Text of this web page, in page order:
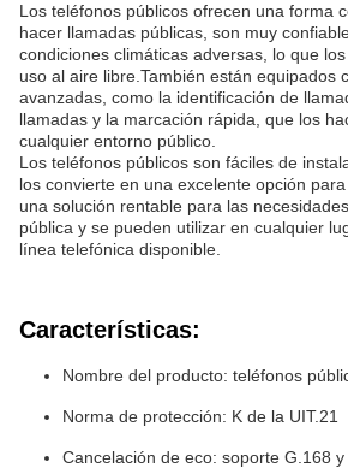
Los teléfonos públicos ofrecen una forma
hacer llamadas públicas, son muy
condiciones climáticas adversas, lo que
uso al aire libre.También están equipados
avanzadas, como la identificación de
llamadas y la marcación rápida, que los
cualquier entorno público.
Los teléfonos públicos son fáciles de
los convierte en una excelente opción
una solución rentable para las
pública y se pueden utilizar en cualquier
línea telefónica disponible.
Características:
Nombre del producto: teléfonos
Norma de protección: K de la UIT.21
Cancelación de eco: soporte G.168